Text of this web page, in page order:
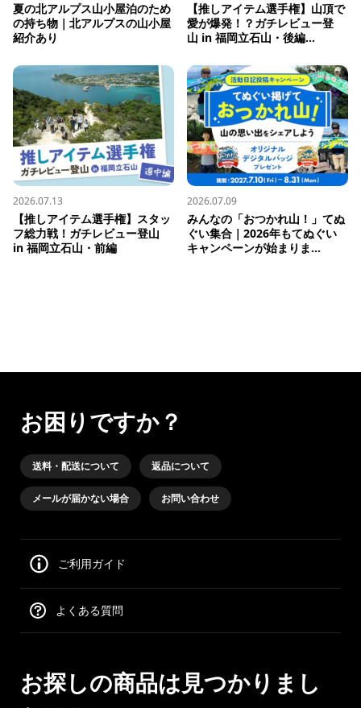
夏の北アルプス山小屋泊のため
の持ち物｜北アルプスの山小屋
紹介あり
【推しアイテム選手権】山頂で
愛が爆発！？ガチレビュー登
山 in 福岡立石山・後編...
2026.07.13
【推しアイテム選手権】スタッ
フ総力戦！ガチレビュー登山
in 福岡立石山・前編
2026.07.09
みんなの「おつかれ山！」てぬ
ぐい集合｜2026年もてぬぐい
キャンペーンが始まりま...
お困りですか？
送料・配送について 返品について
メールが届かない場合 お問い合わせ
ご利用ガイド
よくある質問
お探しの商品は見つかりまし